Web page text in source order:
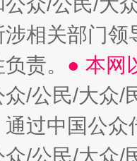
相关部门
责。 ● 本网
众/公民/大众
过中国公
/公民/大众